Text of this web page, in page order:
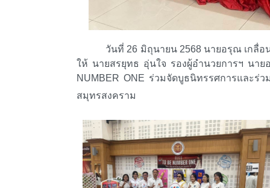
วันที่ 26 มิถุนายน 2568 นายอรุณ เกลื่อ
ให้ นายสรยุทธ อุ่นใจ รองผู้อำนวยการฯ นา
NUMBER ONE ร่วมจัดบูธนิทรรศการและร่
สมุทรสงคราม